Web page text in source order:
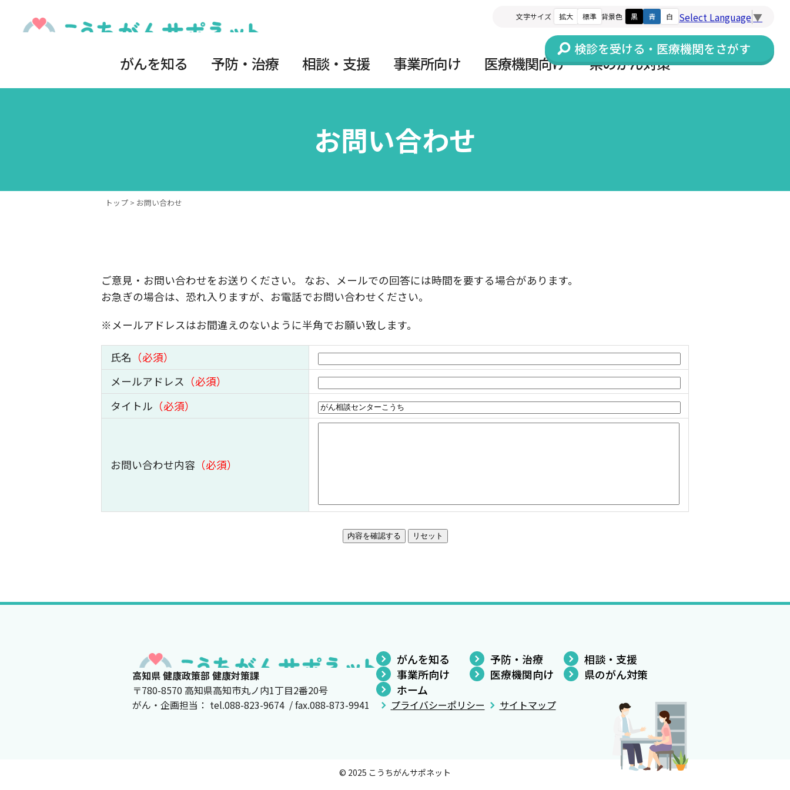
文字サイズ 拡大 標準 背景色 黒 青 白 Select Language▼
検診を受ける・医療機関をさがす
がんを知る 予防・治療 相談・支援 事業所向け 医療機関向け 県のがん対策
お問い合わせ
トップ> お問い合わせ
ご意見・お問い合わせをお送りください。 なお、メールでの回答には時間を要する場合があります。
お急ぎの場合は、恐れ入りますが、お電話でお問い合わせください。
※メールアドレスはお間違えのないように半角でお願い致します。
氏名 （必須）
メールアドレス （必須）
タイトル （必須）
お問い合わせ内容 （必須）
高知県 健康政策部 健康対策課
〒780-8570 高知県高知市丸ノ内1丁目2番20号
がん・企画担当： tel.088-823-9674 / fax.088-873-9941
がんを知る 予防・治療
相談・支援
事業所向け
医療機関向け
県のがん対策
ホーム
プライバシーポリシー サイトマップ
© 2025 こうちがんサポネット